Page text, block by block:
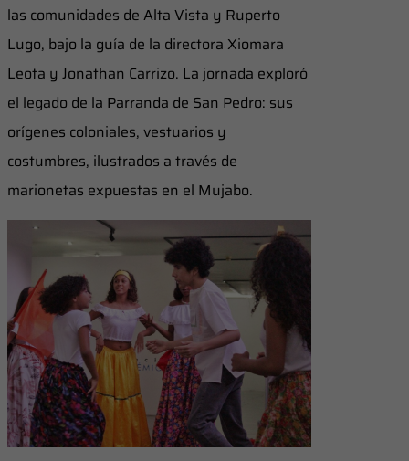
las comunidades de Alta Vista y Ruperto
Lugo, bajo la guía de la directora Xiomara
Leota y Jonathan Carrizo. La jornada exploró
el legado de la Parranda de San Pedro: sus
orígenes coloniales, vestuarios y
costumbres, ilustrados a través de
marionetas expuestas en el Mujabo.